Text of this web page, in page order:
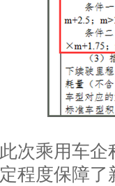
此次乘用车
定程度保障